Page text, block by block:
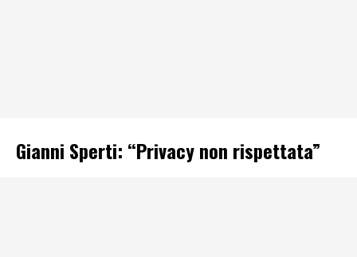
Gianni Sperti: “Privacy non rispettata”